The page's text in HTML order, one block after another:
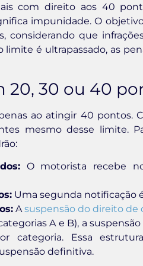
com direito aos 40
impunidade. O
considerando que
limite é ultrapassado, as
20, 30 ou 40
ao atingir 40 pontos.
mesmo desse limite.
O motorista recebe
Uma segunda notificação
Asuspensão do direito de
A e B), a
categoria. Essa
definitiva.